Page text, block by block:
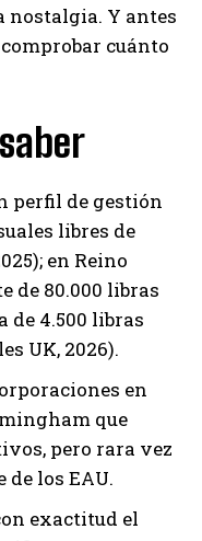
nostalgia. Y antes
cuánto
perfil de gestión
libres de
en Reino
de 80.000 libras
de 4.500 libras
UK, 2026).
en
que
pero rara vez
los EAU.
exactitud el